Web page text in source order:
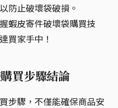
防止破壞袋破損。
蝦皮寄件破壞袋購買技
買家手中！
買步驟結論
步驟，不僅能確保商品安